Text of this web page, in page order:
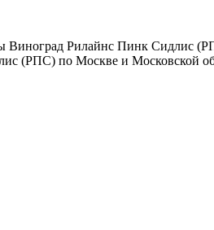
Рилайнс Пинк Сидлис
(РПС) по Москве и Московской